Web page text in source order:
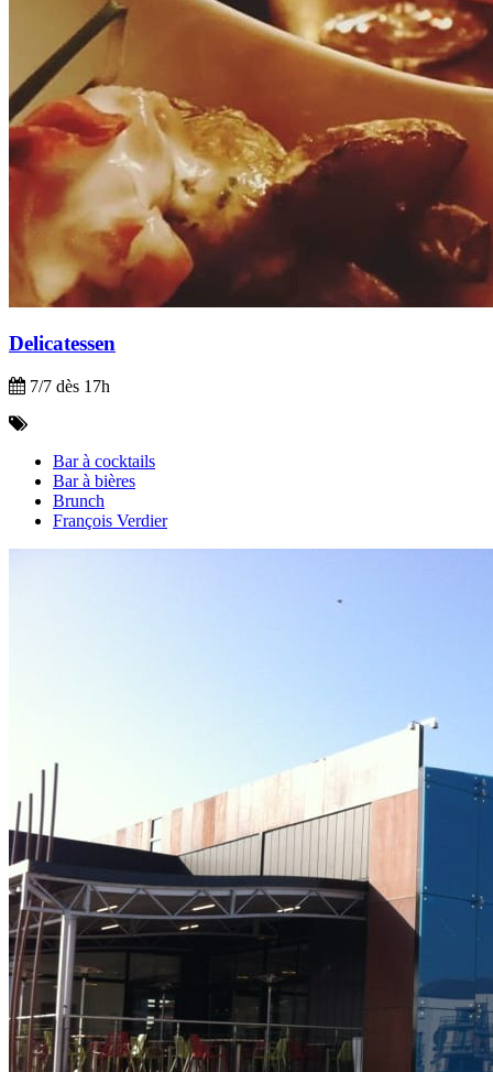
Delicatessen
7/7 dès 17h
Bar à cocktails
Bar à bières
Brunch
François Verdier